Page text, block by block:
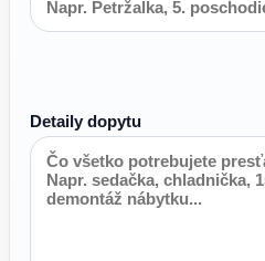
Detaily dopytu